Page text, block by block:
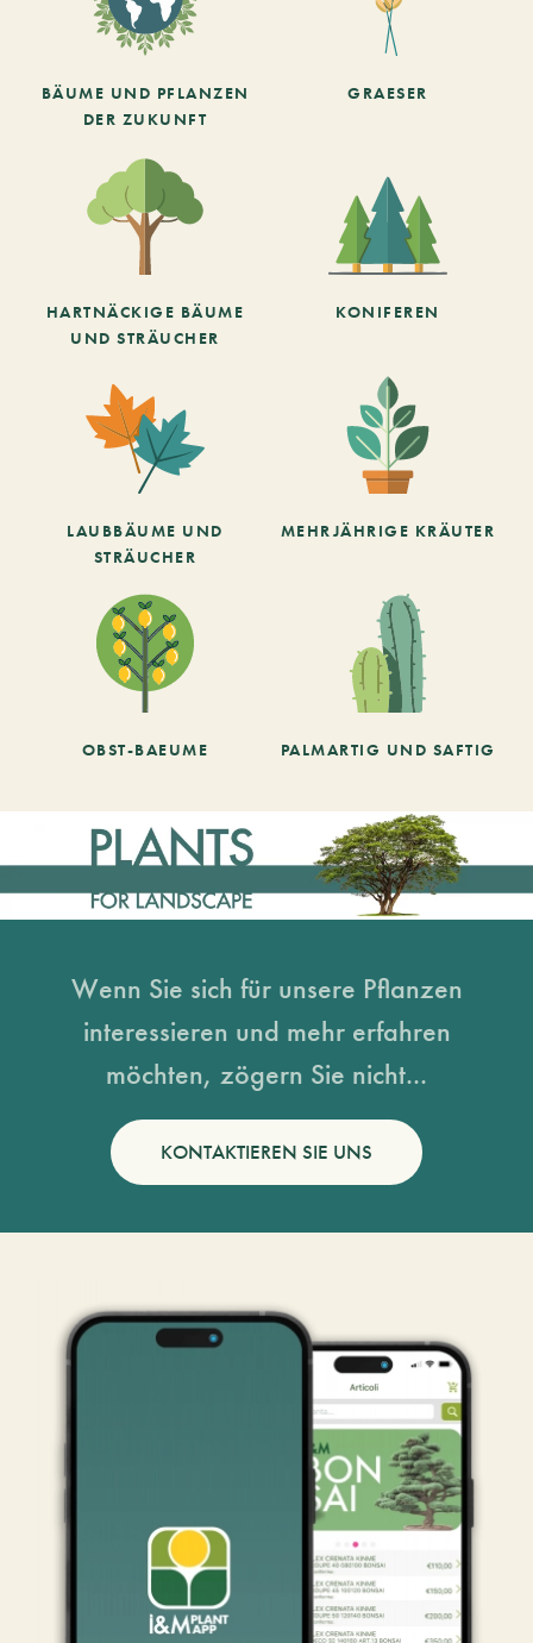
BÄUME UND PFLANZEN
DER ZUKUNFT
GRAESER
HARTNÄCKIGE BÄUME
UND STRÄUCHER
KONIFEREN
LAUBBÄUME UND
STRÄUCHER
MEHRJÄHRIGE KRÄUTER
OBST-BAEUME PALMARTIG UND SAFTIG
Wenn Sie sich für unsere Pflanzen
interessieren und mehr erfahren
möchten, zögern Sie nicht...
KONTAKTIEREN SIE UNS